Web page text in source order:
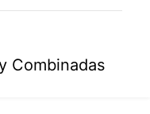
Combinadas